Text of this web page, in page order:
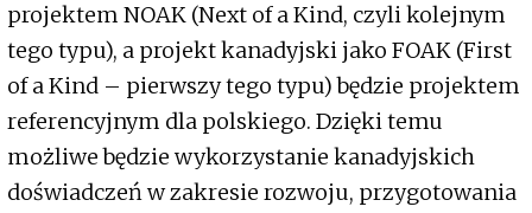
projektem NOAK (Next of a Kind, czyli kolejnym
tego typu), a projekt kanadyjski jako FOAK (First
of a Kind – pierwszy tego typu) będzie projektem
referencyjnym dla polskiego. Dzięki temu
możliwe będzie wykorzystanie kanadyjskich
doświadczeń w zakresie rozwoju, przygotowania